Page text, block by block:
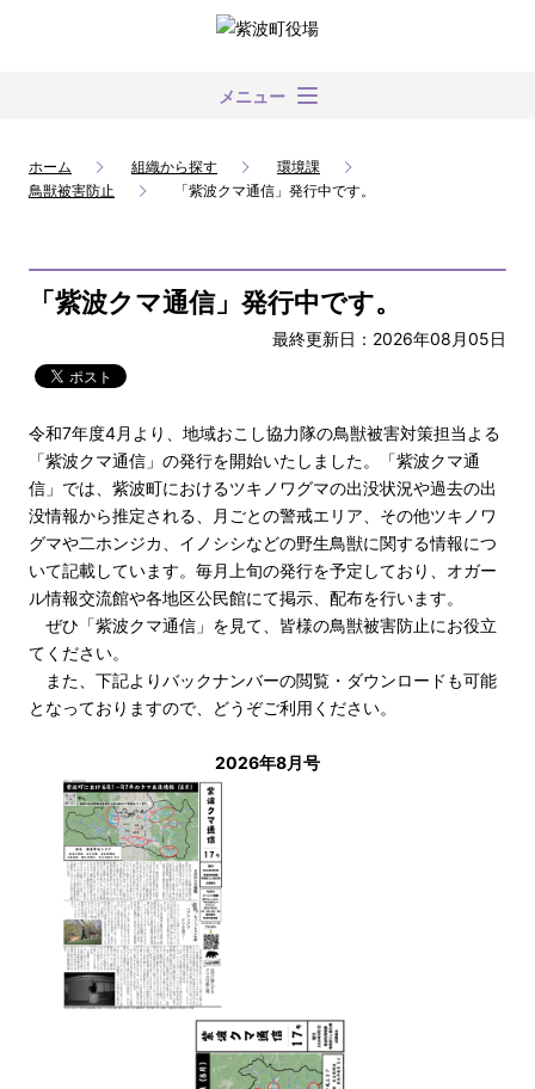
メニュー
ホーム 組織から探す
環境課
鳥獣被害防止
「紫波クマ通信」発行中です。
「紫波クマ通信」発行中です。
最終更新日：2026年08月05日
令和7年度4月より、地域おこし協力隊の鳥獣被害対策担当よる
「紫波クマ通信」の発行を開始いたしました。「紫波クマ通
信」では、紫波町におけるツキノワグマの出没状況や過去の出
没情報から推定される、月ごとの警戒エリア、その他ツキノワ
グマや二ホンジカ、イノシシなどの野生鳥獣に関する情報につ
いて記載しています。毎月上旬の発行を予定しており、オガー
ル情報交流館や各地区公民館にて掲示、配布を行います。
ぜひ「紫波クマ通信」を見て、皆様の鳥獣被害防止にお役立
てください。
また、下記よりバックナンバーの閲覧・ダウンロードも可能
となっておりますので、どうぞご利用ください。
2026年8月号